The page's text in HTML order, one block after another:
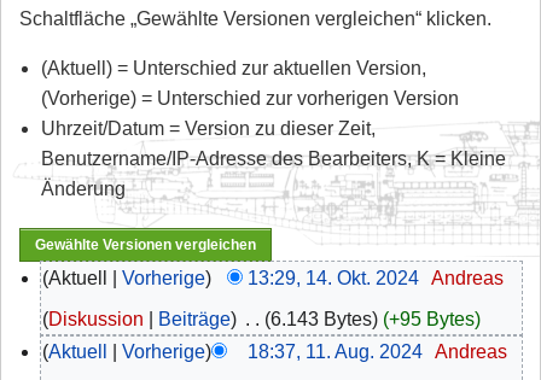
Schaltfläche „Gewählte Versionen vergleichen“ klicken.
(Aktuell) = Unterschied zur aktuellen Version,
(Vorherige) = Unterschied zur vorherigen Version
Uhrzeit/Datum = Version zu dieser Zeit,
Benutzername/IP-Adresse des Bearbeiters, K = Kleine
Änderung
Aktuell Vorherige 13:29, 14. Okt. 2024‎ Andreas
Diskussion
Beiträge 6.143 Bytes
+95 Bytes
Aktuell
Vorherige 18:37, 11. Aug. 2024‎ Andreas